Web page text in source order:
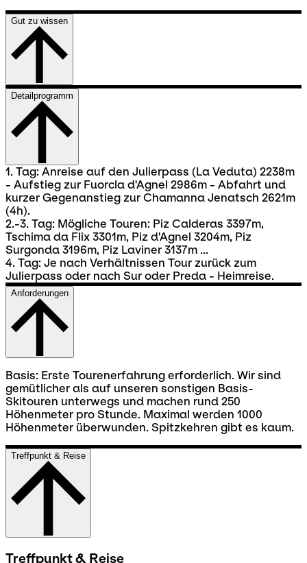
Gut zu wissen
Detailprogramm
1. Tag: Anreise auf den Julierpass (La Veduta) 2238m
- Aufstieg zur Fuorcla d'Agnel 2986m - Abfahrt und
kurzer Gegenanstieg zur Chamanna Jenatsch 2621m
(4h).
2.-3. Tag: Mögliche Touren: Piz Calderas 3397m,
Tschima da Flix 3301m, Piz d'Agnel 3204m, Piz
Surgonda 3196m, Piz Laviner 3137m ...
4. Tag: Je nach Verhältnissen Tour zurück zum
Julierpass oder nach Sur oder Preda - Heimreise.
Anforderungen
Basis: Erste Tourenerfahrung erforderlich. Wir sind
gemütlicher als auf unseren sonstigen Basis-
Skitouren unterwegs und machen rund 250
Höhenmeter pro Stunde. Maximal werden 1000
Höhenmeter überwunden. Spitzkehren gibt es kaum.
Treffpunkt & Reise
Treffpunkt & Reise